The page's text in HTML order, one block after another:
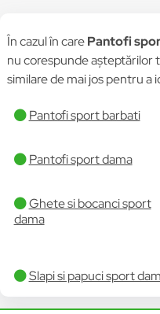
În cazul în carePantofi
nu corespunde așteptărilor
similare de mai jos pentru
Pantofi sport barbati
Pantofi sport dama
Ghete si bocanci sport
dama
Slapi si papuci sport